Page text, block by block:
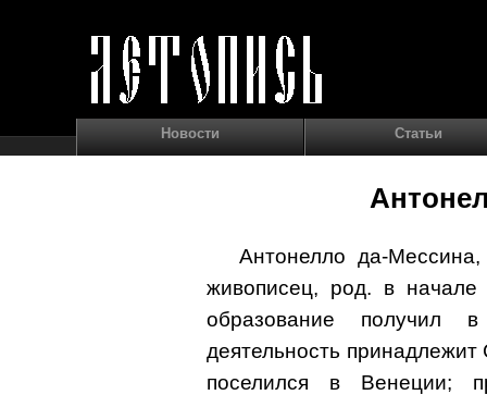
Новости Статьи
Антонелло да-
живописец, род. в начале
образование получил
деятельность
поселился в Венеции;